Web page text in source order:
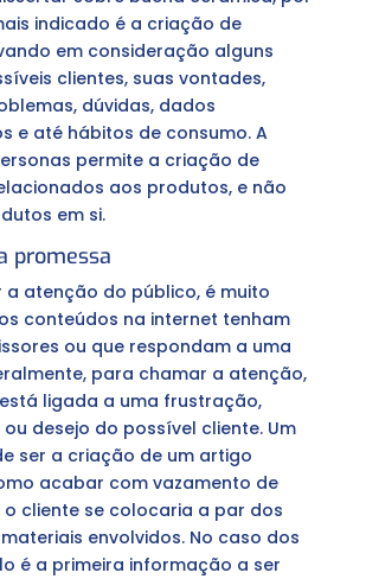
indicado é a criação de
em consideração alguns
clientes, suas vontades,
dúvidas, dados
e até hábitos de consumo. A
permite a criação de
aos produtos, e não
em si.
promessa
a atenção do público, é muito
conteúdos na internet tenham
ou que respondam a uma
para chamar a atenção,
ligada a uma frustração,
desejo do possível cliente. Um
ser a criação de um artigo
acabar com vazamento de
o cliente se colocaria a par dos
envolvidos. No caso dos
é a primeira informação a ser